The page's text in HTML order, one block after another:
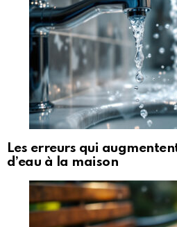
Les erreurs qui
d’eau à la maison